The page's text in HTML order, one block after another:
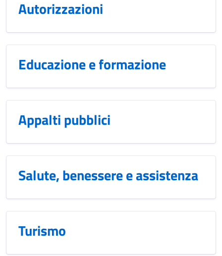
Autorizzazioni
Educazione e formazione
Appalti pubblici
Salute, benessere e assistenza
Turismo